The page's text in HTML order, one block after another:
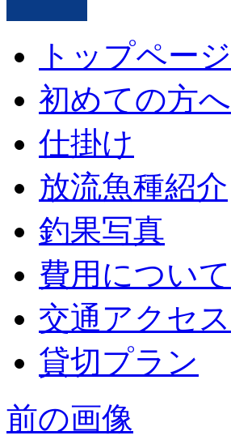
トップページ
初めての方へ
仕掛け
放流魚種紹介
釣果写真
費用について
交通アクセス
貸切プラン
前の画像